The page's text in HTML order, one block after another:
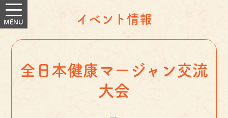
イベント情報
全日本健康マージャン交流
大会